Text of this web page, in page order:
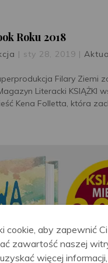
Roku 2018
| sty 28, 2019 |
Filary Ziemi
Literacki KSIĄŻKI
Kena Folletta, która
cookie, aby zapewnić
zawartość naszej
więcej